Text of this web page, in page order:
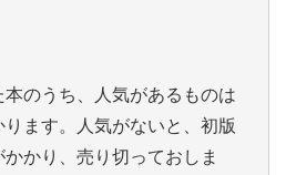
のうち、人気があるものは
ます。人気がないと、初版
かり、売り切っておしま